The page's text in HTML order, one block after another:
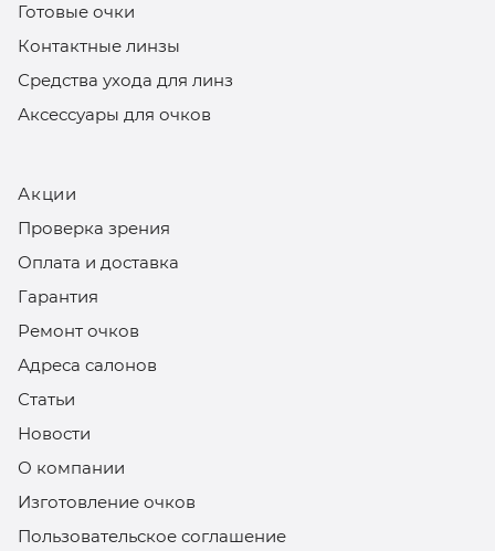
Готовые очки
Контактные линзы
Средства ухода для линз
Аксессуары для очков
Акции
Проверка зрения
Оплата и доставка
Гарантия
Ремонт очков
Адреса салонов
Статьи
Новости
О компании
Изготовление очков
Пользовательское соглашение